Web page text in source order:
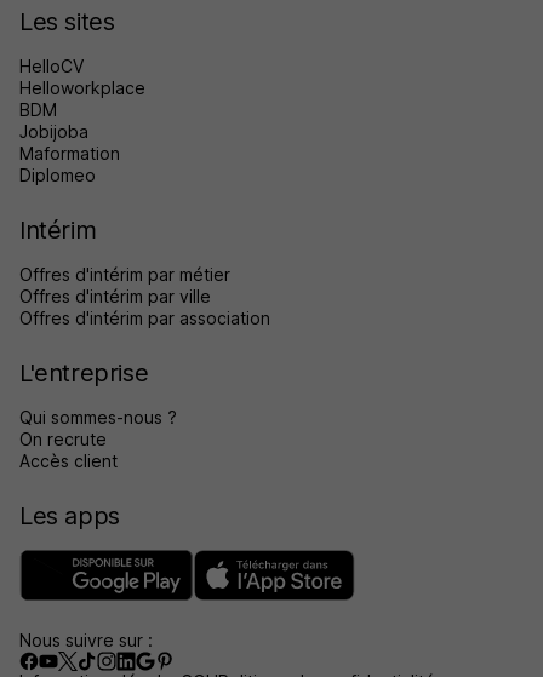
Les sites
HelloCV
Helloworkplace
BDM
Jobijoba
Maformation
Diplomeo
Intérim
Offres d'intérim par métier
Offres d'intérim par ville
Offres d'intérim par association
L'entreprise
Qui sommes-nous ?
On recrute
Accès client
Les apps
Nous suivre sur :